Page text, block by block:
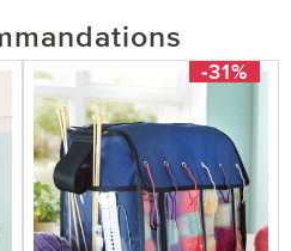
-31%